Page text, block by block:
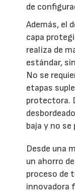
de
Además, el
capa
realiza de
estándar,
No se
etapas
protectora.
baja y no se
Desde una
un ahorro
proceso de
innovadora